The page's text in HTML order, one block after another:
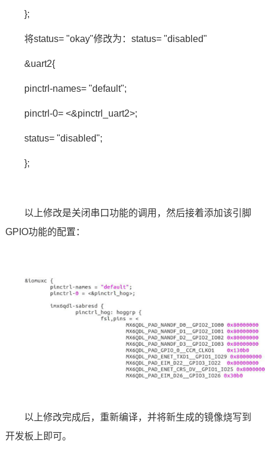
};
将status= "okay"修改为：status= "disabled"
&uart2{
pinctrl-names= "default";
pinctrl-0= <&pinctrl_uart2>;
status= "disabled";
};
以上修改是关闭串口功能的调用，然后接着添加该引脚
GPIO功能的配置：
以上修改完成后，重新编译，并将新生成的镜像烧写到
开发板 上即可。